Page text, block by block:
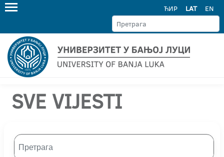
ЋИР LAT EN
SVE VIJESTI